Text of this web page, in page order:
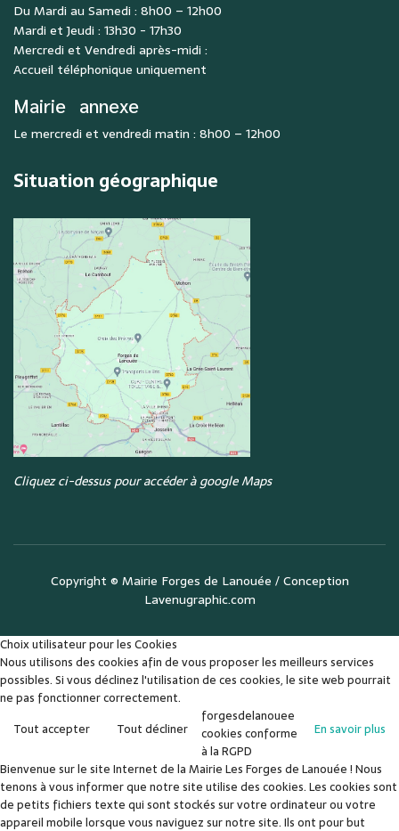
Du Mardi au Samedi : 8h00 – 12h00
Mardi et Jeudi : 13h30 - 17h30
Mercredi et Vendredi après-midi :
Accueil téléphonique uniquement
Mairie annexe
Le mercredi et vendredi matin : 8h00 – 12h00
Situation géographique
Cliquez ci-dessus pour accéder à google Maps
Copyright © Mairie Forges de Lanouée / Conception
Lavenugraphic.com
Choix utilisateur pour les Cookies
Nous utilisons des cookies afin de vous proposer les meilleurs services
possibles. Si vous déclinez l'utilisation de ces cookies, le site web pourrait
ne pas fonctionner correctement.
Tout accepter
Tout décliner En savoir plus
forgesdelanouee
cookies conforme
à la RGPD
Bienvenue sur le site Internet de la Mairie Les Forges de Lanouée ! Nous
tenons à vous informer que notre site utilise des cookies. Les cookies sont
de petits fichiers texte qui sont stockés sur votre ordinateur ou votre
appareil mobile lorsque vous naviguez sur notre site. Ils ont pour but